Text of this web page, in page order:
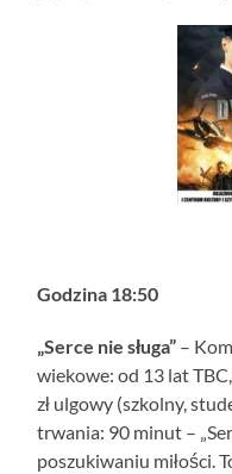
Godzina 18:50
„Serce nie sługa” –
wiekowe: od 13 lat
zł ulgowy (szkolny,
trwania: 90 minut –
poszukiwaniu miłości.